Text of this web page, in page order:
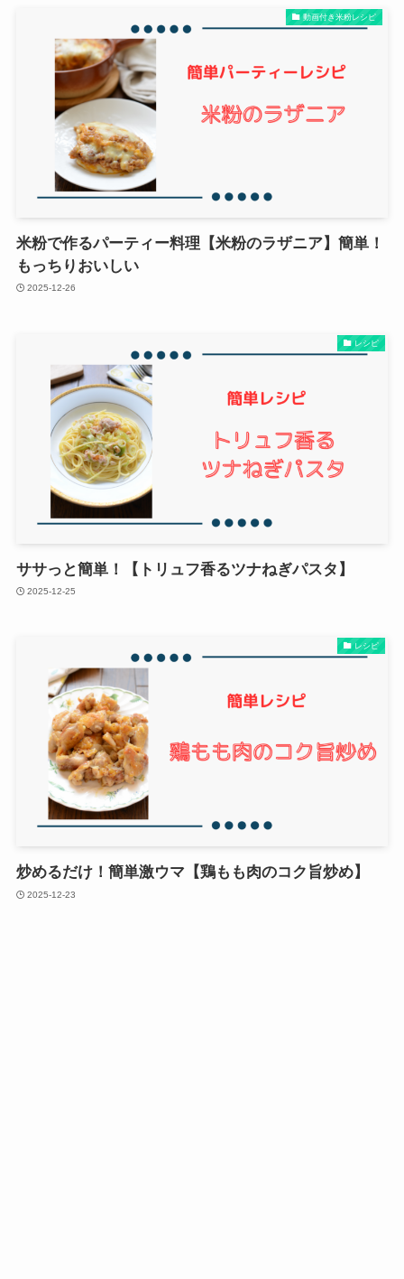
動画付き米粉レシピ
米粉で作るパーティー料理【米粉のラザニア】簡単！
もっちりおいしい
2025-12-26
レシピ
ササっと簡単！【トリュフ香るツナねぎパスタ】
2025-12-25
レシピ
炒めるだけ！簡単激ウマ【鶏もも肉のコク旨炒め】
2025-12-23